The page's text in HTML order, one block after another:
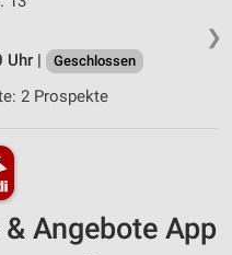
❯
Uhr |
Geschlossen
2 Prospekte
Angebote App